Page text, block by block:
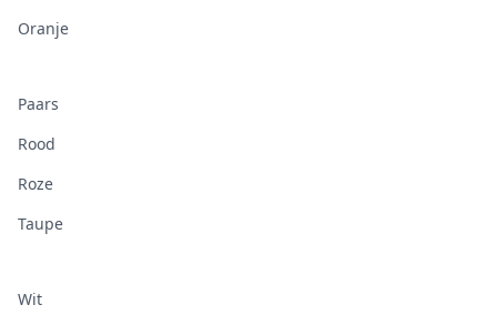
Oranje
Paars
Rood
Roze
Taupe
Wit